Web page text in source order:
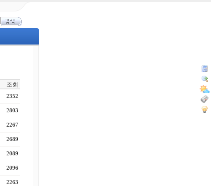
조회
2352
2803
2267
2689
2089
2096
2263